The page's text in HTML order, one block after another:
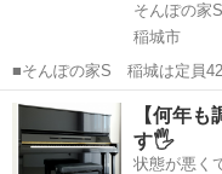
そんぽの家
稲城市
■そんぽの家S 稲城は定員42
建物内にお住いのご入居者
訪問いただきます。 ～主なお仕事～ ・身体介護（食事、入浴、排泄介
助） ・生活援助（掃除...
東京 稲城市 ホーム
【何年
す🖐️
状態が悪く